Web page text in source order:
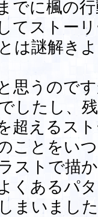
でに楓の
てストー
は謎解き
思うので
したし、
超えるス
ことをい
ストで描
くあるパ
まいまし